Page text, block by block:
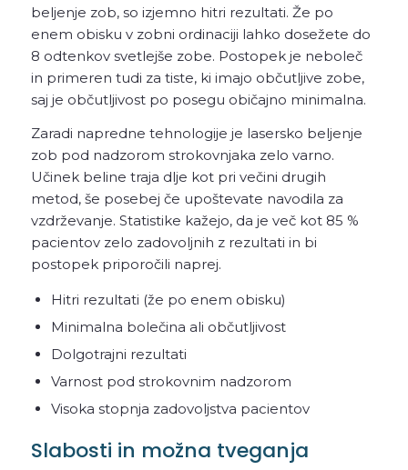
beljenje zob, so izjemno hitri rezultati. Že po
enem obisku v zobni ordinaciji lahko dosežete do
8 odtenkov svetlejše zobe. Postopek je neboleč
in primeren tudi za tiste, ki imajo občutljive zobe,
saj je občutljivost po posegu običajno minimalna.
Zaradi napredne tehnologije je lasersko beljenje
zob pod nadzorom strokovnjaka zelo varno.
Učinek beline traja dlje kot pri večini drugih
metod, še posebej če upoštevate navodila za
vzdrževanje. Statistike kažejo, da je več kot 85 %
pacientov zelo zadovoljnih z rezultati in bi
postopek priporočili naprej.
Hitri rezultati (že po enem obisku)
Minimalna bolečina ali občutljivost
Dolgotrajni rezultati
Varnost pod strokovnim nadzorom
Visoka stopnja zadovoljstva pacientov
Slabosti in možna tveganja